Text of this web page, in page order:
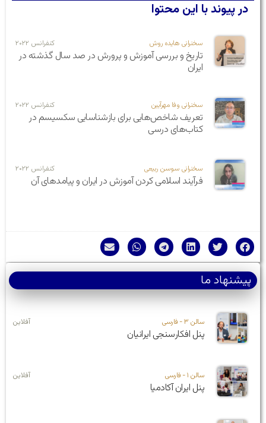
در پیوند با این محتوا
سخنرانی هایده روش کنفرانس ۲۰۲۲
تاریخ و بررسی آموزش و پرورش در صد سال گذشته در
ایران
سخنرانی وفا مهرآیین کنفرانس ۲۰۲۲
تعریف شاخص‌هایی برای بازشناسایی سکسیسم در
کتاب‌های درسی
سخنرانی سوسن ربیعی کنفرانس ۲۰۲۲
فرآیند اسلامی کردن آموزش در ایران و پیامدهای آن
پیشنهاد ما
سالن ۳ - فارسی آفلاین
پنل افکارسنجی ایرانیان
سالن ۱ - فارسی آفلاین
پنل ایران آکادمیا